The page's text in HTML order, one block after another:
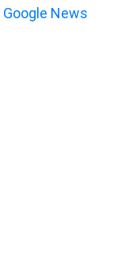
Google News